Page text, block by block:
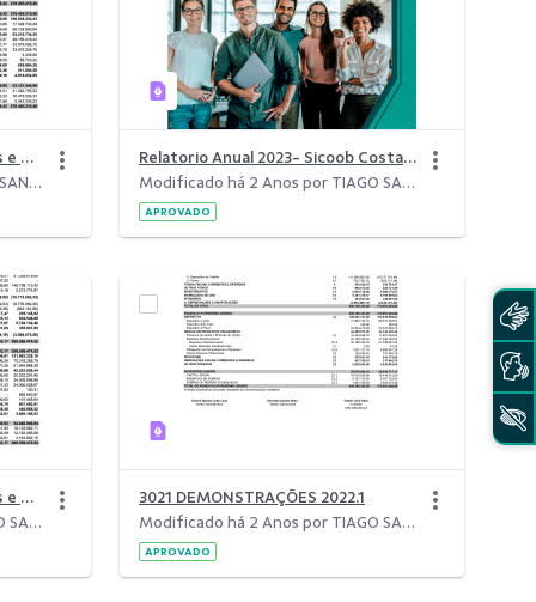
3021 Demonstrações contábeis e Notas explicativas - 2024.1
Modificado há 1 Ano por TIAGO SANTOS TAMANDARÉ.
Relatorio Anual 2023- Sicoob Costa do Descobrimento
Modificado há 2 Anos por TIAGO SANTOS TAMANDARÉ.
APROVADO
3021 Demonstrações contábeis e Notas explicativas - 2023.1
Modificado há 2 Anos por TIAGO SANTOS TAMANDARÉ.
3021 DEMONSTRAÇÕES 2022.1
Modificado há 2 Anos por TIAGO SANTOS TAMANDARÉ.
APROVADO